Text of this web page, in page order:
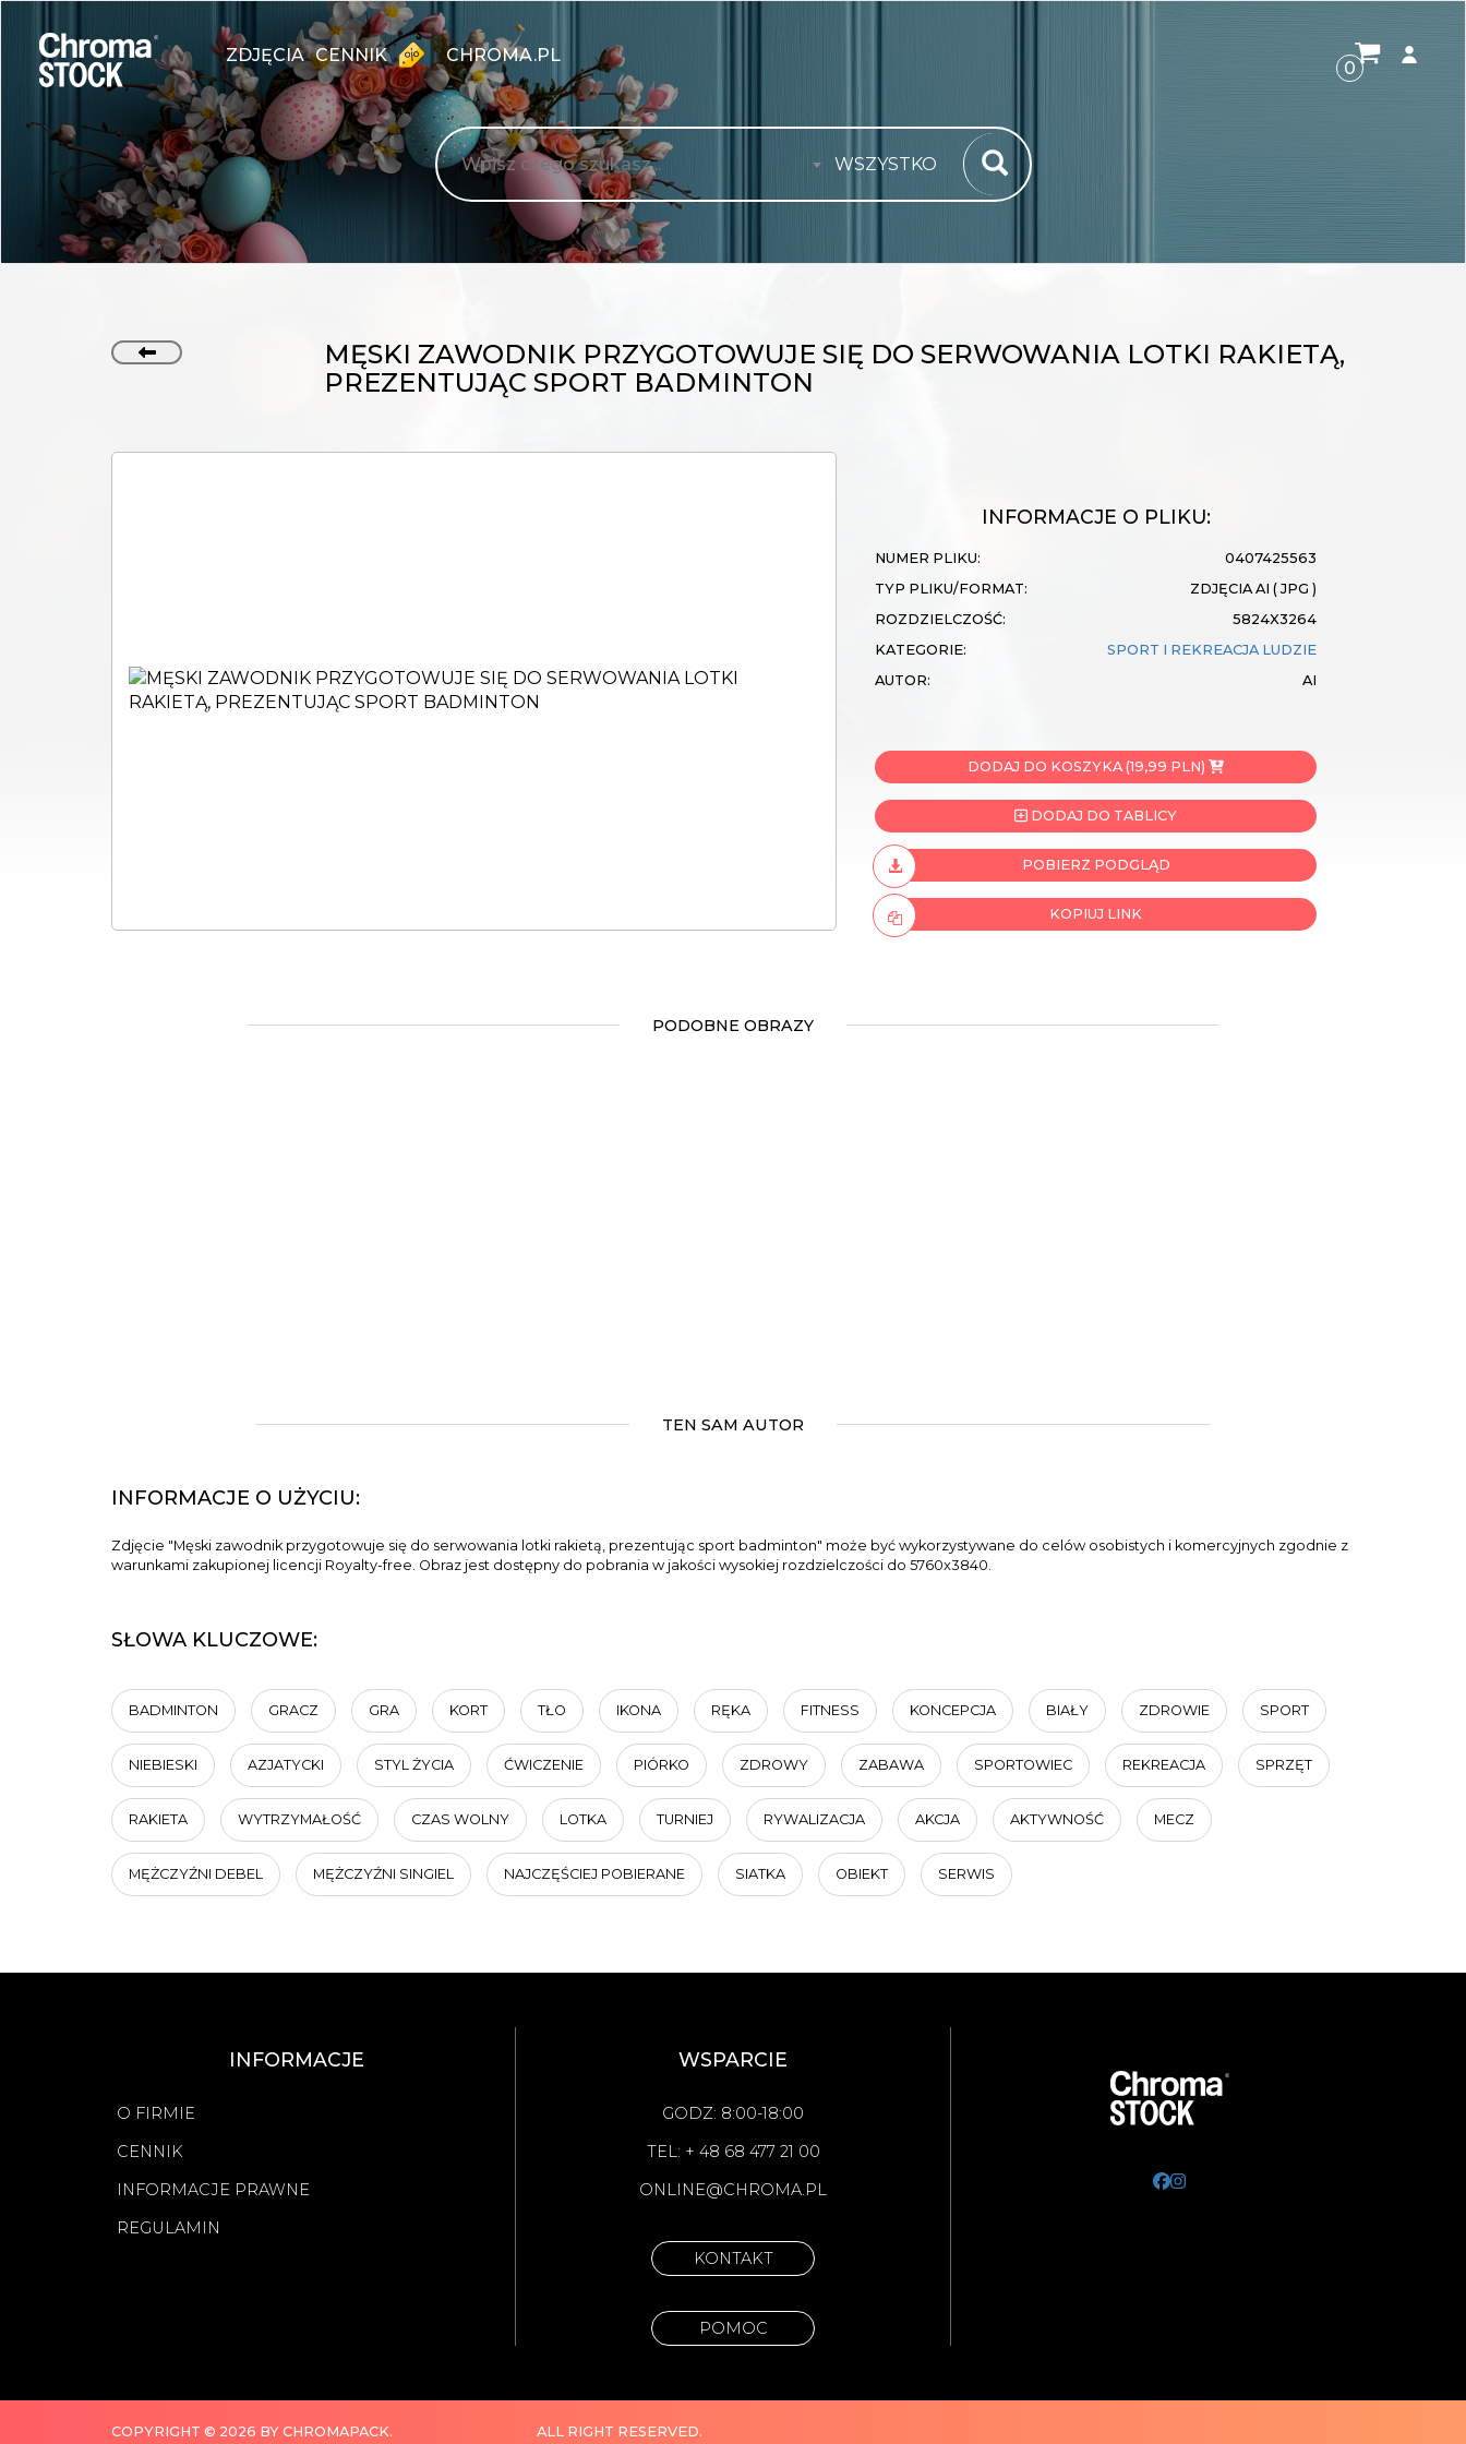
ZDJĘCIA CENNIK CHROMA.PL
0
WSZYSTKO
MĘSKI ZAWODNIK PRZYGOTOWUJE SIĘ DO SERWOWANIA LOTKI RAKIETĄ,
PREZENTUJĄC SPORT BADMINTON
INFORMACJE O PLIKU:
NUMER PLIKU:
0407425563
TYP PLIKU/FORMAT:
ZDJĘCIA AI ( JPG )
ROZDZIELCZOŚĆ:
5824X3264
KATEGORIE:
SPORT I REKREACJA LUDZIE
AUTOR:
AI
DODAJ DO KOSZYKA (19,99 PLN)
DODAJ DO TABLICY
POBIERZ PODGLĄD
KOPIUJ LINK
PODOBNE OBRAZY
TEN SAM AUTOR
INFORMACJE O UŻYCIU:
Zdjęcie "Męski zawodnik przygotowuje się do serwowania lotki rakietą, prezentując sport badminton" może być wykorzystywane do celów osobistych i komercyjnych zgodnie z
warunkami zakupionej licencji Royalty-free. Obraz jest dostępny do pobrania w jakości wysokiej rozdzielczości do 5760x3840.
SŁOWA KLUCZOWE:
BADMINTON GRACZ GRA KORT TŁO IKONA RĘKA FITNESS KONCEPCJA BIAŁY ZDROWIE SPORT
NIEBIESKI AZJATYCKI STYL ŻYCIA ĆWICZENIE PIÓRKO ZDROWY ZABAWA SPORTOWIEC REKREACJA SPRZĘT
RAKIETA WYTRZYMAŁOŚĆ CZAS WOLNY LOTKA TURNIEJ RYWALIZACJA AKCJA AKTYWNOŚĆ MECZ
MĘŻCZYŹNI DEBEL MĘŻCZYŹNI SINGIEL NAJCZĘŚCIEJ POBIERANE SIATKA OBIEKT SERWIS
INFORMACJE
O FIRMIE
CENNIK
INFORMACJE PRAWNE
REGULAMIN
WSPARCIE
GODZ: 8:00-18:00
TEL: + 48 68 477 21 00
ONLINE@CHROMA.PL
KONTAKT
POMOC
COPYRIGHT © 2026 BY CHROMAPACK. ALL RIGHT RESERVED.